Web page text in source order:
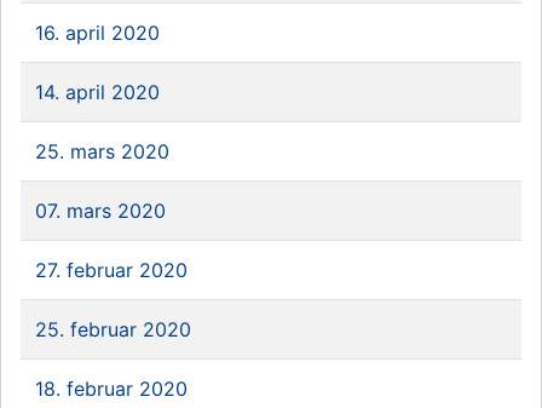
16. april 2020
14. april 2020
25. mars 2020
07. mars 2020
27. februar 2020
25. februar 2020
18. februar 2020